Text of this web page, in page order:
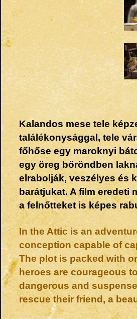
Kalandos mese tele
találékonysággal, tele
főhőse egy maroknyi
egy öreg bőröndben
elrabolják, veszélyes és
barátjukat. A film eredeti
a felnőtteket is képes
In the Attic is an
conception capable of
The plot is packed with
heroes are courageous
dangerous and
rescue their friend, a